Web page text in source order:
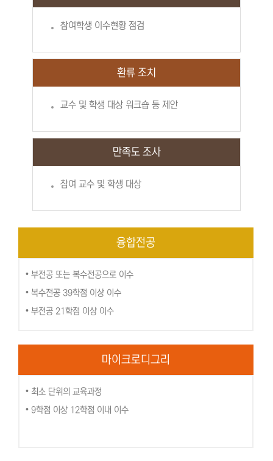
참여학생 이수현황 점검
환류 조치
교수 및 학생 대상 워크숍 등 제안
만족도 조사
참여 교수 및 학생 대상
융합전공
• 부전공 또는 복수전공으로 이수
• 복수전공 39학점 이상 이수
• 부전공 21학점 이상 이수
마이크로디그리
• 최소 단위의 교육과정
• 9학점 이상 12학점 이내 이수